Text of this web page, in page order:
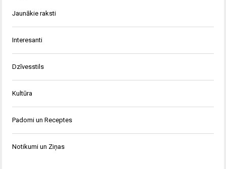
Jaunākie raksti
Interesanti
Dzīvesstils
Kultūra
Padomi un Receptes
Notikumi un Ziņas